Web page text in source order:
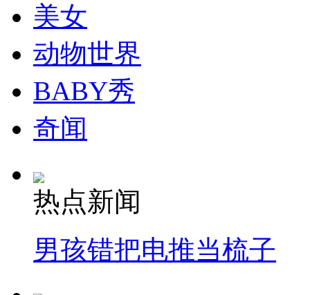
纽约上演“枕头大战”
美女
动物世界
BABY秀
奇闻
热点新闻
男孩错把电推当梳子